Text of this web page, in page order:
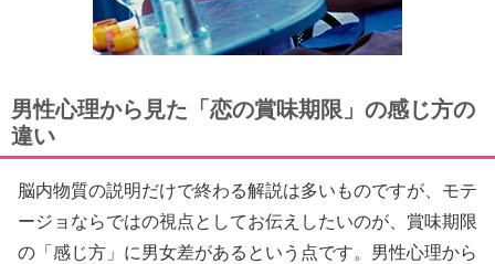
男性心理から見た「恋の賞味期限」の感じ方の
違い
脳内物質の説明だけで終わる解説は多いものですが、モテ
ージョならではの視点としてお伝えしたいのが、賞味期限
の「感じ方」に男女差があるという点です。男性心理から